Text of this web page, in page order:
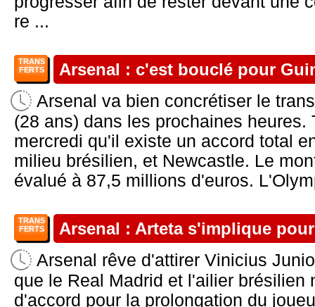
re ...
TRANS
FERTS
Arsenal : c'est bouclé pour
Arsenal va bien concrétiser le
(28 ans) dans les prochaines heures.
mercredi qu'il existe un accord total
milieu brésilien, et Newcastle. Le
évalué à 87,5 millions d'euros.
TRANS
FERTS
Arsenal : Arteta s'implique
Arsenal rêve d'attirer Vinicius
que le Real Madrid et l'ailier brésilien
d'accord pour la prolongation du